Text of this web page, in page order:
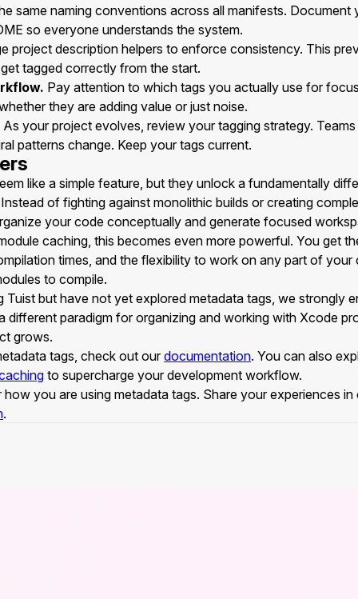
same naming conventions across all manifests. Document
so everyone understands the system.
project description helpers to enforce consistency. This
tagged correctly from the start.
Pay attention to which tags you actually use for
they are adding value or just noise.
As your project evolves, review your tagging strategy.
patterns change. Keep your tags current.
like a simple feature, but they unlock a fundamentally
of fighting against monolithic builds or creating
your code conceptually and generate focused
caching, this becomes even more powerful. You get
times, and the flexibility to work on any part of
to compile.
Tuist but have not yet explored metadata tags, we strongly
different paradigm for organizing and working with Xcode
grows.
tags, check out ourdocumentation. You can also
to supercharge your development workflow.
you are using metadata tags. Share your experiences
.